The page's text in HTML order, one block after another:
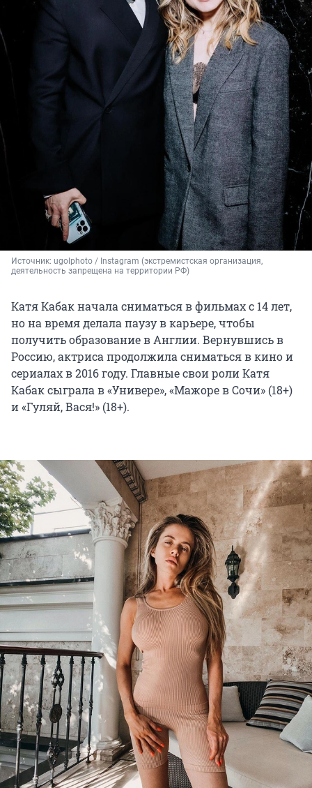
Источник: ugolphoto / Instagram (экстремистская организация,
деятельность запрещена на территории РФ)
Катя Кабак начала сниматься в фильмах с 14 лет,
но на время делала паузу в карьере, чтобы
получить образование в Англии. Вернувшись в
Россию, актриса продолжила сниматься в кино и
сериалах в 2016 году. Главные свои роли Катя
Кабак сыграла в «Универе», «Мажоре в Сочи» (18+)
и «Гуляй, Вася!» (18+).